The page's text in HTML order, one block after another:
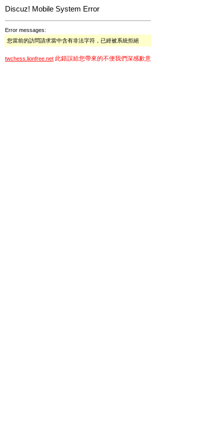
Discuz! Mobile System Error
Error messages:
您當前的訪問請求當中含有非法字符，已經被系統拒絕
twchess.lionfree.net 此錯誤給您帶來的不便我們深感歉意